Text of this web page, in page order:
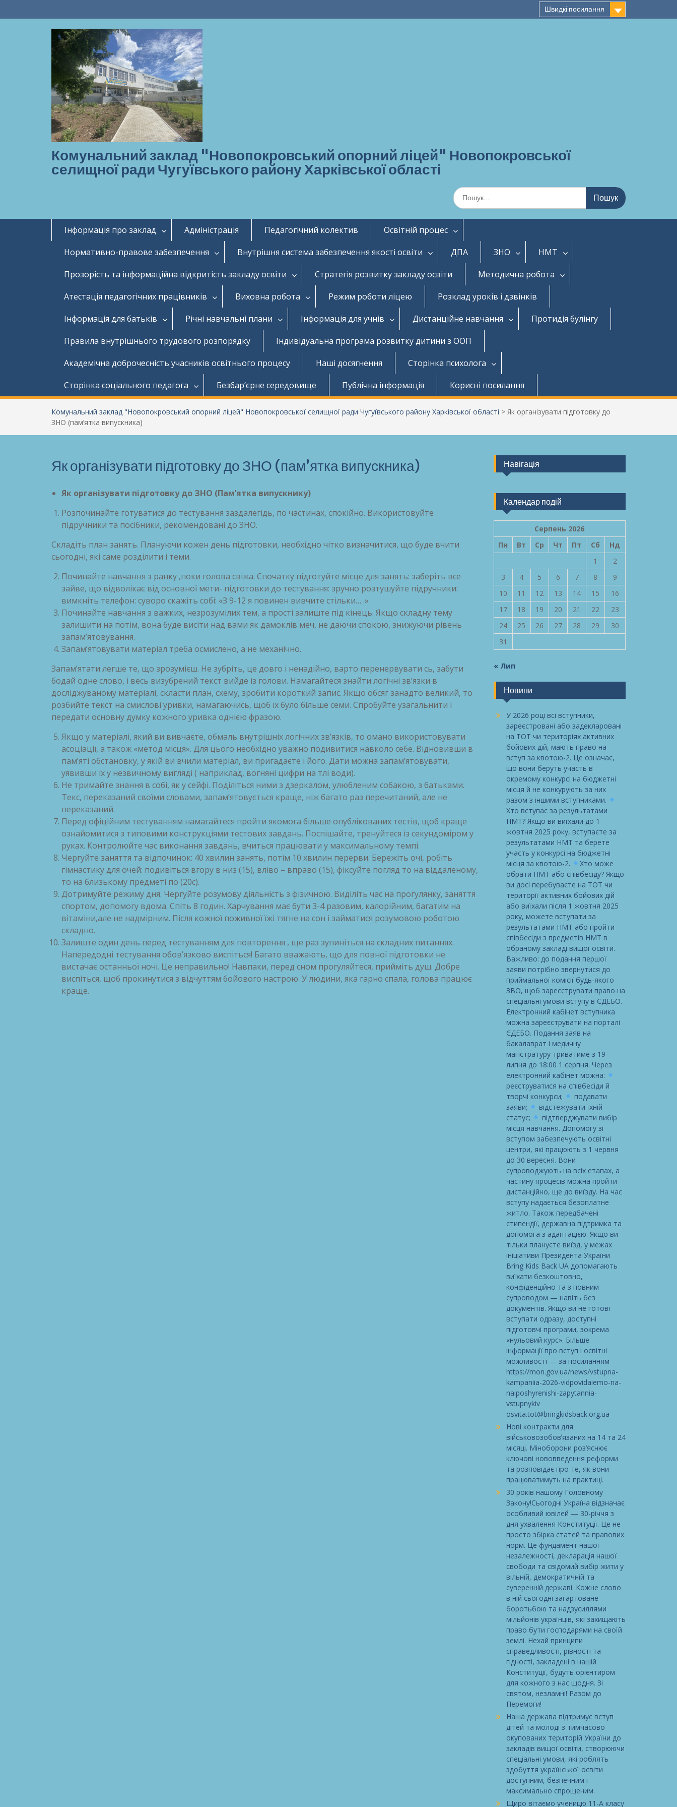
Швидкі посилання
Комунальний заклад "Новопокровський опорний ліцей" Новопокровської
селищної ради Чугуївського району Харківської області
Шукати:
Інформація про заклад Адміністрація Педагогічний колектив
Освітній процес
Нормативно-правове забезпечення
Внутрішня система забезпечення якості освіти ДПА ЗНО
НМТ
Прозорість та інформаційна відкритість закладу освіти
Стратегія розвитку закладу освіти
Методична робота
Атестація педагогічних працівників
Виховна робота Режим роботи ліцею
Розклад уроків і дзвінків
Інформація для батьків
Річні навчальні плани Інформація для учнів Дистанційне навчання
Протидія булінгу
Правила внутрішнього трудового розпорядку
Індивідуальна програма розвитку дитини з ООП
Академічна доброчесність учасників освітнього процесу
Наші досягнення
Сторінка психолога
Сторінка соціального педагога
Безбар’єрне середовище Публічна інформація Корисні посилання
Комунальний заклад "Новопокровський опорний ліцей" Новопокровської селищної ради Чугуївського району Харківської області > Як організувати підготовку до
ЗНО (пам’ятка випускника)
Як організувати підготовку до ЗНО (пам’ятка випускника)
Як організувати підготовку до ЗНО (Пам’ятка випускнику)
Розпочинайте готуватися до тестування заздалегідь, по частинах, спокійно. Використовуйте
підручники та посібники, рекомендовані до ЗНО.
Складіть план занять. Плануючи кожен день підготовки, необхідно чітко визначитися, що буде вчити
сьогодні, які саме розділити і теми.
Починайте навчання з ранку ,поки голова свіжа. Спочатку підготуйте місце для занять: заберіть все
зайве, що відволікає від основної мети- підготовки до тестування: зручно розтушуйте підручники:
вимкніть телефон: суворо скажіть собі: «З 9-12 я повинен вивчите стільки… .»
Починайте навчання з важких, незрозумілих тем, а прості залиште під кінець. Якщо складну тему
залишити на потім, вона буде висіти над вами як дамоклів меч, не даючи спокою, знижуючи рівень
запам’ятовування.
Запам’ятовувати матеріал треба осмислено, а не механічно.
Запам’ятати легше те, що зрозумієш. Не зубріть, це довго і ненадійно, варто перенервувати сь, забути
бодай одне слово, і весь визубрений текст вийде із голови. Намагайтеся знайти логічні зв’язки в
досліджуваному матеріалі, скласти план, схему, зробити короткий запис. Якщо обсяг занадто великий, то
розбийте текст на смислові уривки, намагаючись, щоб їх було більше семи. Спробуйте узагальнити і
передати основну думку кожного уривка однією фразою.
Якщо у матеріалі, який ви вивчаєте, обмаль внутрішніх логічних зв’язків, то омано використовувати
асоціації, а також «метод місця». Для цього необхідно уважно подивитися навколо себе. Відновивши в
пам’яті обстановку, у якій ви вчили матеріал, ви пригадаєте і його. Дати можна запам’ятовувати,
уявивши їх у незвичному вигляді ( наприклад, вогняні цифри на тлі води).
Не тримайте знання в собі, як у сейфі. Поділіться ними з дзеркалом, улюбленим собакою, з батьками.
Текс, переказаний своїми словами, запам’ятовується краще, ніж багато раз перечитаний, але не
переказаний.
Перед офіційним тестуванням намагайтеся пройти якомога більше опублікованих тестів, щоб краще
ознайомитися з типовими конструкціями тестових завдань. Поспішайте, тренуйтеся із секундоміром у
руках. Контролюйте час виконання завдань, вчиться працювати у максимальному темпі.
Чергуйте заняття та відпочинок: 40 хвилин занять, потім 10 хвилин перерви. Бережіть очі, робіть
гімнастику для очей: подивіться вгору в низ (15), вліво – вправо (15), фіксуйте погляд то на віддаленому,
то на близькому предметі по (20с).
Дотримуйте режиму дня. Чергуйте розумову діяльність з фізичною. Виділіть час на прогулянку, заняття
спортом, допомогу вдома. Спіть 8 годин. Харчування має бути 3-4 разовим, калорійним, багатим на
вітаміни,але не надмірним. Після кожної поживної їжі тягне на сон і займатися розумовою роботою
складно.
Залиште один день перед тестуванням для повторення , ще раз зупиніться на складних питаннях.
Напередодні тестування обов’язково виспіться! Багато вважають, що для повної підготовки не
вистачає останньої ночі. Це неправильно! Навпаки, перед сном прогуляйтеся, прийміть душ. Добре
виспіться, щоб прокинутися з відчуттям бойового настрою. У людини, яка гарно спала, голова працює
краще.
Навігація
Календар подій
Серпень 2026
Пн
Вт Ср Чт Пт Сб
Нд
1
2
3
4 5 6 7 8
9
10
11 12 13 14 15
16
17
18 19 20 21 22
23
24
25 26 27 28 29
30
31
« Лип
Новини
У 2026 році всі вступники,
зареєстровані або задекларовані
на ТОТ чи територіях активних
бойових дій, мають право на
вступ за квотою-2. Це означає,
що вони беруть участь в
окремому конкурсі на бюджетні
місця й не конкурують за них
разом з іншими вступниками.
Хто вступає за результатами
НМТ? Якщо ви виїхали до 1
жовтня 2025 року, вступаєте за
результатами НМТ та берете
участь у конкурсі на бюджетні
місця за квотою-2.
Хто може
обрати НМТ або співбесіду? Якщо
ви досі перебуваєте на ТОТ чи
території активних бойових дій
або виїхали після 1 жовтня 2025
року, можете вступати за
результатами НМТ або пройти
співбесіди з предметів НМТ в
обраному закладі вищої освіти.
Важливо: до подання першої
заяви потрібно звернутися до
приймальної комісії будь-якого
ЗВО, щоб зареєструвати право на
спеціальні умови вступу в ЄДЕБО.
Електронний кабінет вступника
можна зареєструвати на порталі
ЄДЕБО. Подання заяв на
бакалаврат і медичну
магістратуру триватиме з 19
липня до 18:00 1 серпня. Через
електронний кабінет можна:
реєструватися на співбесіди й
творчі конкурси;
подавати
заяви;
відстежувати їхній
статус;
підтверджувати вибір
місця навчання. Допомогу зі
вступом забезпечують освітні
центри, які працюють з 1 червня
до 30 вересня. Вони
супроводжують на всіх етапах, а
частину процесів можна пройти
дистанційно, ще до виїзду. На час
вступу надається безоплатне
житло. Також передбачені
стипендії, державна підтримка та
допомога з адаптацією. Якщо ви
тільки плануєте виїзд, у межах
ініціативи Президента України
Bring Kids Back UA допомагають
виїхати безкоштовно,
конфіденційно та з повним
супроводом — навіть без
документів. Якщо ви не готові
вступати одразу, доступні
підготовчі програми, зокрема
«нульовий курс». Більше
інформації про вступ і освітні
можливості — за посиланням
https://mon.gov.ua/news/vstupna-
kampaniia-2026-vidpovidaiemo-na-
naiposhyrenishi-zapytannia-
vstupnykiv
osvita.tot@bringkidsback.org.ua
Нові контракти для
військовозобовʼязаних на 14 та 24
місяці. Міноборони роз’яснює
ключові нововведення реформи
та розповідає про те, як вони
працюватимуть на практиці.
30 років нашому Головному
Закону!Сьогодні Україна відзначає
особливий ювілей — 30-річчя з
дня ухвалення Конституції. Це не
просто збірка статей та правових
норм. Це фундамент нашої
незалежності, декларація нашої
свободи та свідомий вибір жити у
вільній, демократичній та
суверенній державі. Кожне слово
в ній сьогодні загартоване
боротьбою та надзусиллями
мільйонів українців, які захищають
право бути господарями на своїй
землі. Нехай принципи
справедливості, рівності та
гідності, закладені в нашій
Конституції, будуть орієнтиром
для кожного з нас щодня. Зі
святом, незламні! Разом до
Перемоги!
Наша держава підтримує вступ
дітей та молоді з тимчасово
окупованих територій України до
закладів вищої освіти, створюючи
спеціальні умови, які роблять
здобуття української освіти
доступним, безпечним і
максимально спрощеним.
Щиро вітаємо ученицю 11-А класу